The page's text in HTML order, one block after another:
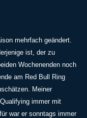
mehrfach geändert.
ist, der zu
Wochenenden noch
am Red Bull Ring
Meiner
immer mit
war er sonntags immer